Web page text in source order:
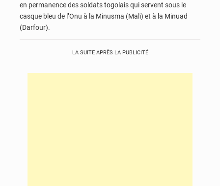
en permanence des soldats togolais qui servent sous le
casque bleu de l’Onu à la Minusma (Mali) et à la Minuad
(Darfour).
LA SUITE APRÈS LA PUBLICITÉ